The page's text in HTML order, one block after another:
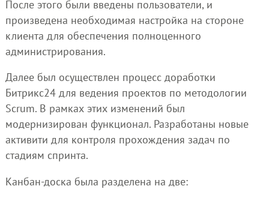
После этого были введены пользователи, и
произведена необходимая настройка на стороне
клиента для обеспечения полноценного
администрирования.
Далее был осуществлен процесс доработки
Битрикс24 для ведения проектов по методологии
Scrum. В рамках этих изменений был
модернизирован функционал. Разработаны новые
активити для контроля прохождения задач по
стадиям спринта.
Канбан-доска была разделена на две: